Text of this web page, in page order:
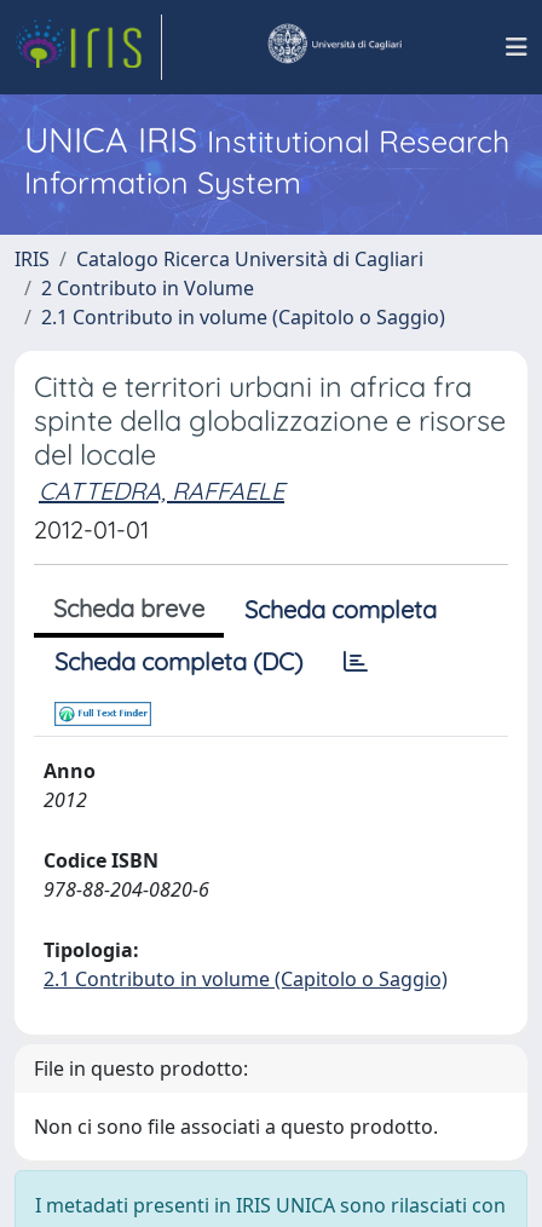
UNICA IRISInstitutional Research
Information System
IRIS
Catalogo Ricerca Università di Cagliari
2 Contributo in Volume
2.1 Contributo in volume (Capitolo o Saggio)
Città e territori urbani in africa fra
spinte della globalizzazione e risorse
del locale
CATTEDRA, RAFFAELE
2012-01-01
Scheda breve
Scheda completa
Scheda completa (DC)
Anno
2012
Codice ISBN
978-88-204-0820-6
Tipologia:
2.1 Contributo in volume (Capitolo o Saggio)
File in questo prodotto:
Non ci sono file associati a questo prodotto.
I metadati presenti in IRIS UNICA sono rilasciati con